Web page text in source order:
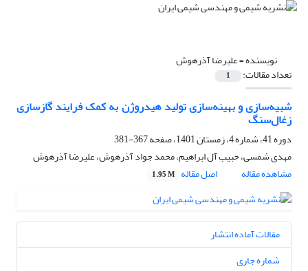
نویسنده =علیرضا آذرهوش
تعداد مقالات: 1
شبیه‌سازی و بهینه‌سازی تولید هیدروژن به کمک فرایند گازسازی
زغال‌سنگ
دوره 41، شماره 4، زمستان 1401، صفحه
367-381
مهدی شمسی، حبیب آل ابراهیم، محمد جواد آذرهوش، علیرضا آذرهوش
مشاهده مقاله
اصل مقاله 1.95 M
مقالات آماده انتشار
شماره جاری